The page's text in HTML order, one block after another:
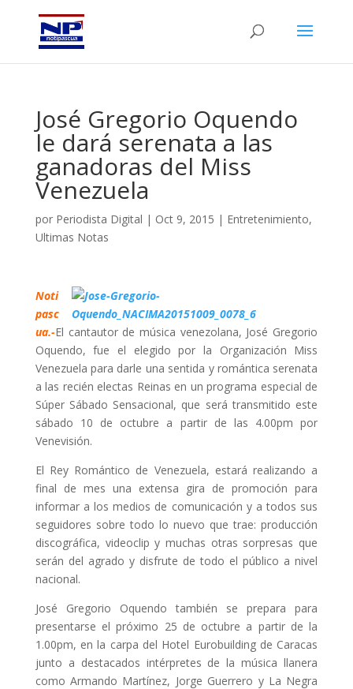
José Gregorio Oquendo
le dará serenata a las
ganadoras del Miss
Venezuela
por Periodista Digital | Oct 9, 2015 | Entretenimiento,
Ultimas Notas
Noti
pasc
ua.-El cantautor de música venezolana, José Gregorio
Oquendo, fue el elegido por la Organización Miss
Venezuela para darle una sentida y romántica serenata
a las recién electas Reinas en un programa especial de
Súper Sábado Sensacional, que será transmitido este
sábado 10 de octubre a partir de las 4.00pm por
Venevisión.
El Rey Romántico de Venezuela, estará realizando a
final de mes una extensa gira de promoción para
informar a los medios de comunicación y a todos sus
seguidores sobre todo lo nuevo que trae: producción
discográfica, videoclip y muchas otras sorpresas que
serán del agrado y disfrute de todo el público a nivel
nacional.
José Gregorio Oquendo también se prepara para
presentarse el próximo 25 de octubre a partir de la
1.00pm, en la carpa del Hotel Eurobuilding de Caracas
junto a destacados intérpretes de la música llanera
como Armando Martínez, Jorge Guerrero y La Negra